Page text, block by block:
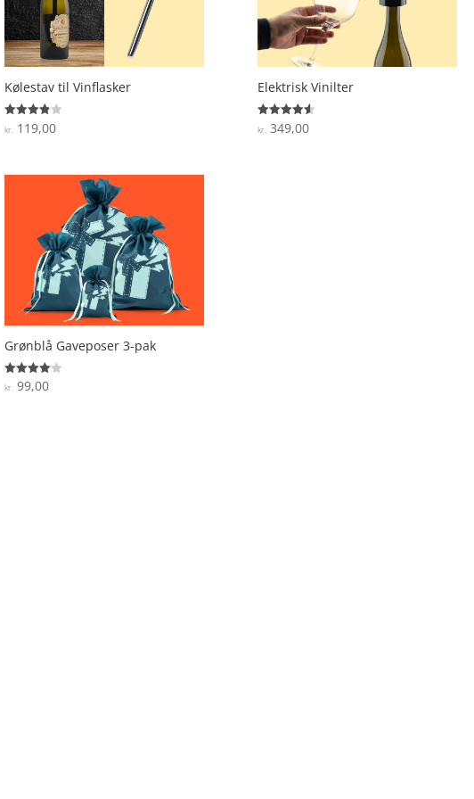
Kølestav til Vinflasker
Vurderet
3.9
kr. 119,00
Elektrisk Vinilter
Vurderet
4.6
kr. 349,00
Grønblå Gaveposer 3-pak
Vurderet
4
kr.99,00